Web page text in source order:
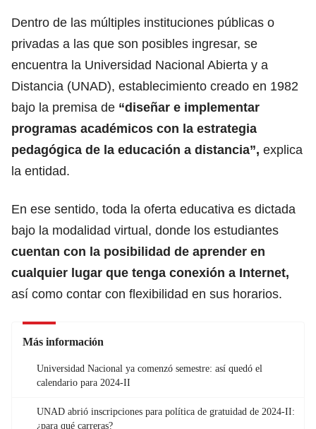
Dentro de las múltiples instituciones públicas o
privadas a las que son posibles ingresar, se
encuentra la Universidad Nacional Abierta y a
Distancia (UNAD), establecimiento creado en 1982
bajo la premisa de “diseñar e implementar
programas académicos con la estrategia
pedagógica de la educación a distancia”, explica
la entidad.
En ese sentido, toda la oferta educativa es dictada
bajo la modalidad virtual, donde los estudiantes
cuentan con la posibilidad de aprender en
cualquier lugar que tenga conexión a Internet,
así como contar con flexibilidad en sus horarios.
Más información
Universidad Nacional ya comenzó semestre: así quedó el
calendario para 2024-II
UNAD abrió inscripciones para política de gratuidad de 2024-II:
¿para qué carreras?